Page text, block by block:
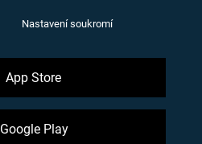
Nastavení soukromí
App Store
Google Play